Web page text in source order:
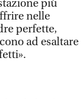
più
nelle
perfette,
ad esaltare